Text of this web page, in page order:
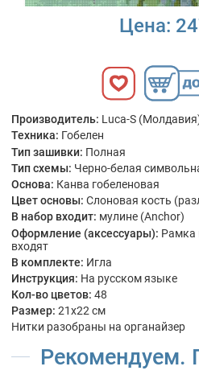
Цена:
Производитель: Luca-S
Техника: Гобелен
Тип зашивки: Полная
Тип схемы: Черно-белая
Основа: Канва гобеленовая
Цвет основы: Слоновая кость
В набор входит: мулине (Anchor)
Оформление (аксессуары): Рамка
входят
В комплекте: Игла
Инструкция: На русском языке
Кол-во цветов: 48
Размер: 21x22 см
Нитки разобраны на органайзер
Рекомендуем.